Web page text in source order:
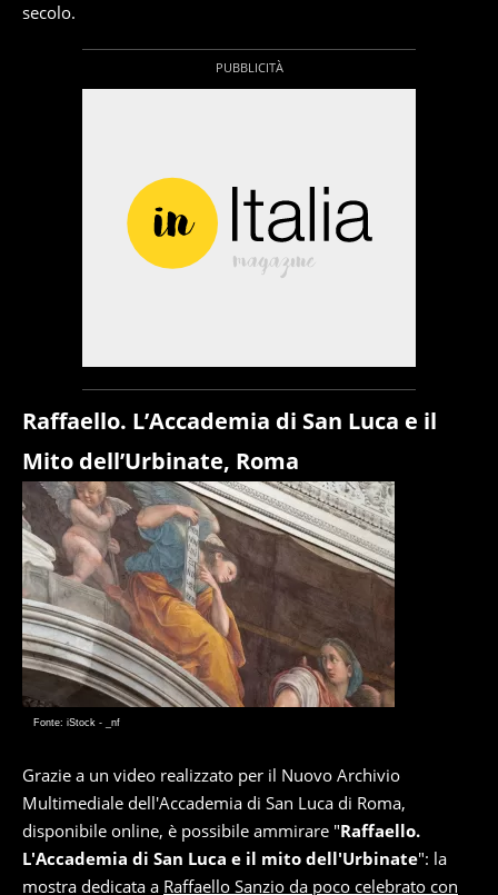
secolo.
Raffaello. L’Accademia di San Luca e il
Mito dell’Urbinate, Roma
Fonte: iStock - _nf
Grazie a un video realizzato per il Nuovo Archivio
Multimediale dell'Accademia di San Luca di Roma,
disponibile online, è possibile ammirare "Raffaello.
L'Accademia di San Luca e il mito dell'Urbinate": la
mostra dedicata a Raffaello Sanzio da poco celebrato con